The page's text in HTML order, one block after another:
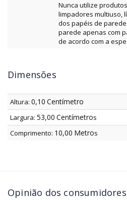
Nunca utilize
limpadores multiuso,
dos papéis de
parede apenas com
de acordo com a
Dimensões
Altura: 0,10 Centímetro
Largura: 53,00 Centímetros
Comprimento: 10,00 Metros
Opinião dos